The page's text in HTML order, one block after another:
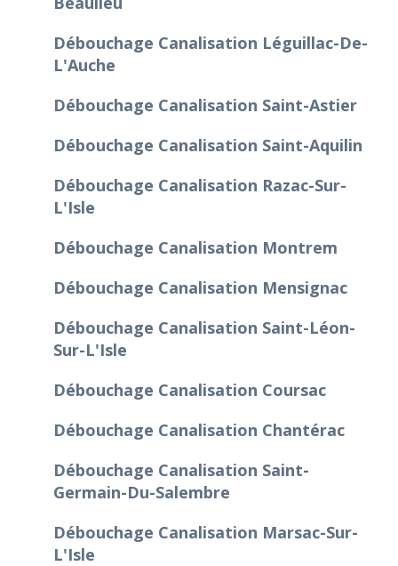
Débouchage Canalisation Léguillac-De-
L'Auche
Débouchage Canalisation Saint-Astier
Débouchage Canalisation Saint-Aquilin
Débouchage Canalisation Razac-Sur-
L'Isle
Débouchage Canalisation Montrem
Débouchage Canalisation Mensignac
Débouchage Canalisation Saint-Léon-
Sur-L'Isle
Débouchage Canalisation Coursac
Débouchage Canalisation Chantérac
Débouchage Canalisation Saint-
Germain-Du-Salembre
Débouchage Canalisation Marsac-Sur-
L'Isle